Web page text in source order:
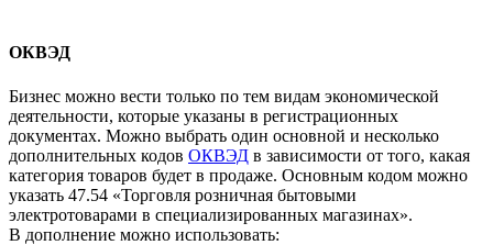
ОКВЭД
Бизнес можно вести только по тем видам экономической
деятельности, которые указаны в регистрационных
документах. Можно выбрать один основной и несколько
дополнительных кодов ОКВЭД в зависимости от того, какая
категория товаров будет в продаже. Основным кодом можно
указать 47.54 «Торговля розничная бытовыми
электротоварами в специализированных магазинах».
В дополнение можно использовать: